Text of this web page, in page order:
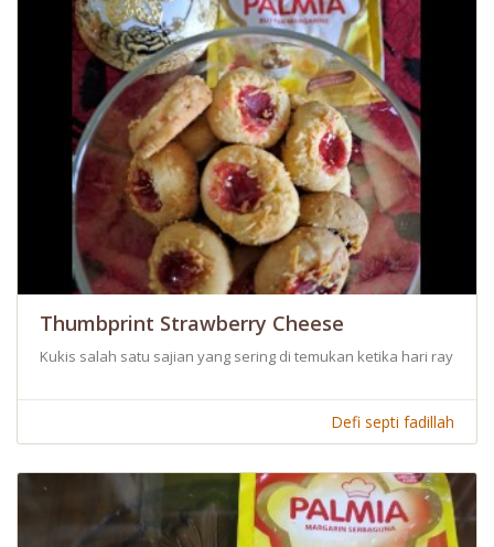
Thumbprint Strawberry Cheese
Kukis salah satu sajian yang sering di temukan ketika hari raya
Defi septi fadillah